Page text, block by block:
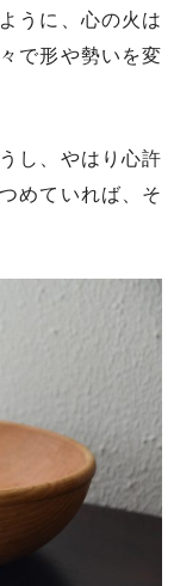
うに、心の火は
で形や勢いを変
し、やはり心許
めていれば、そ